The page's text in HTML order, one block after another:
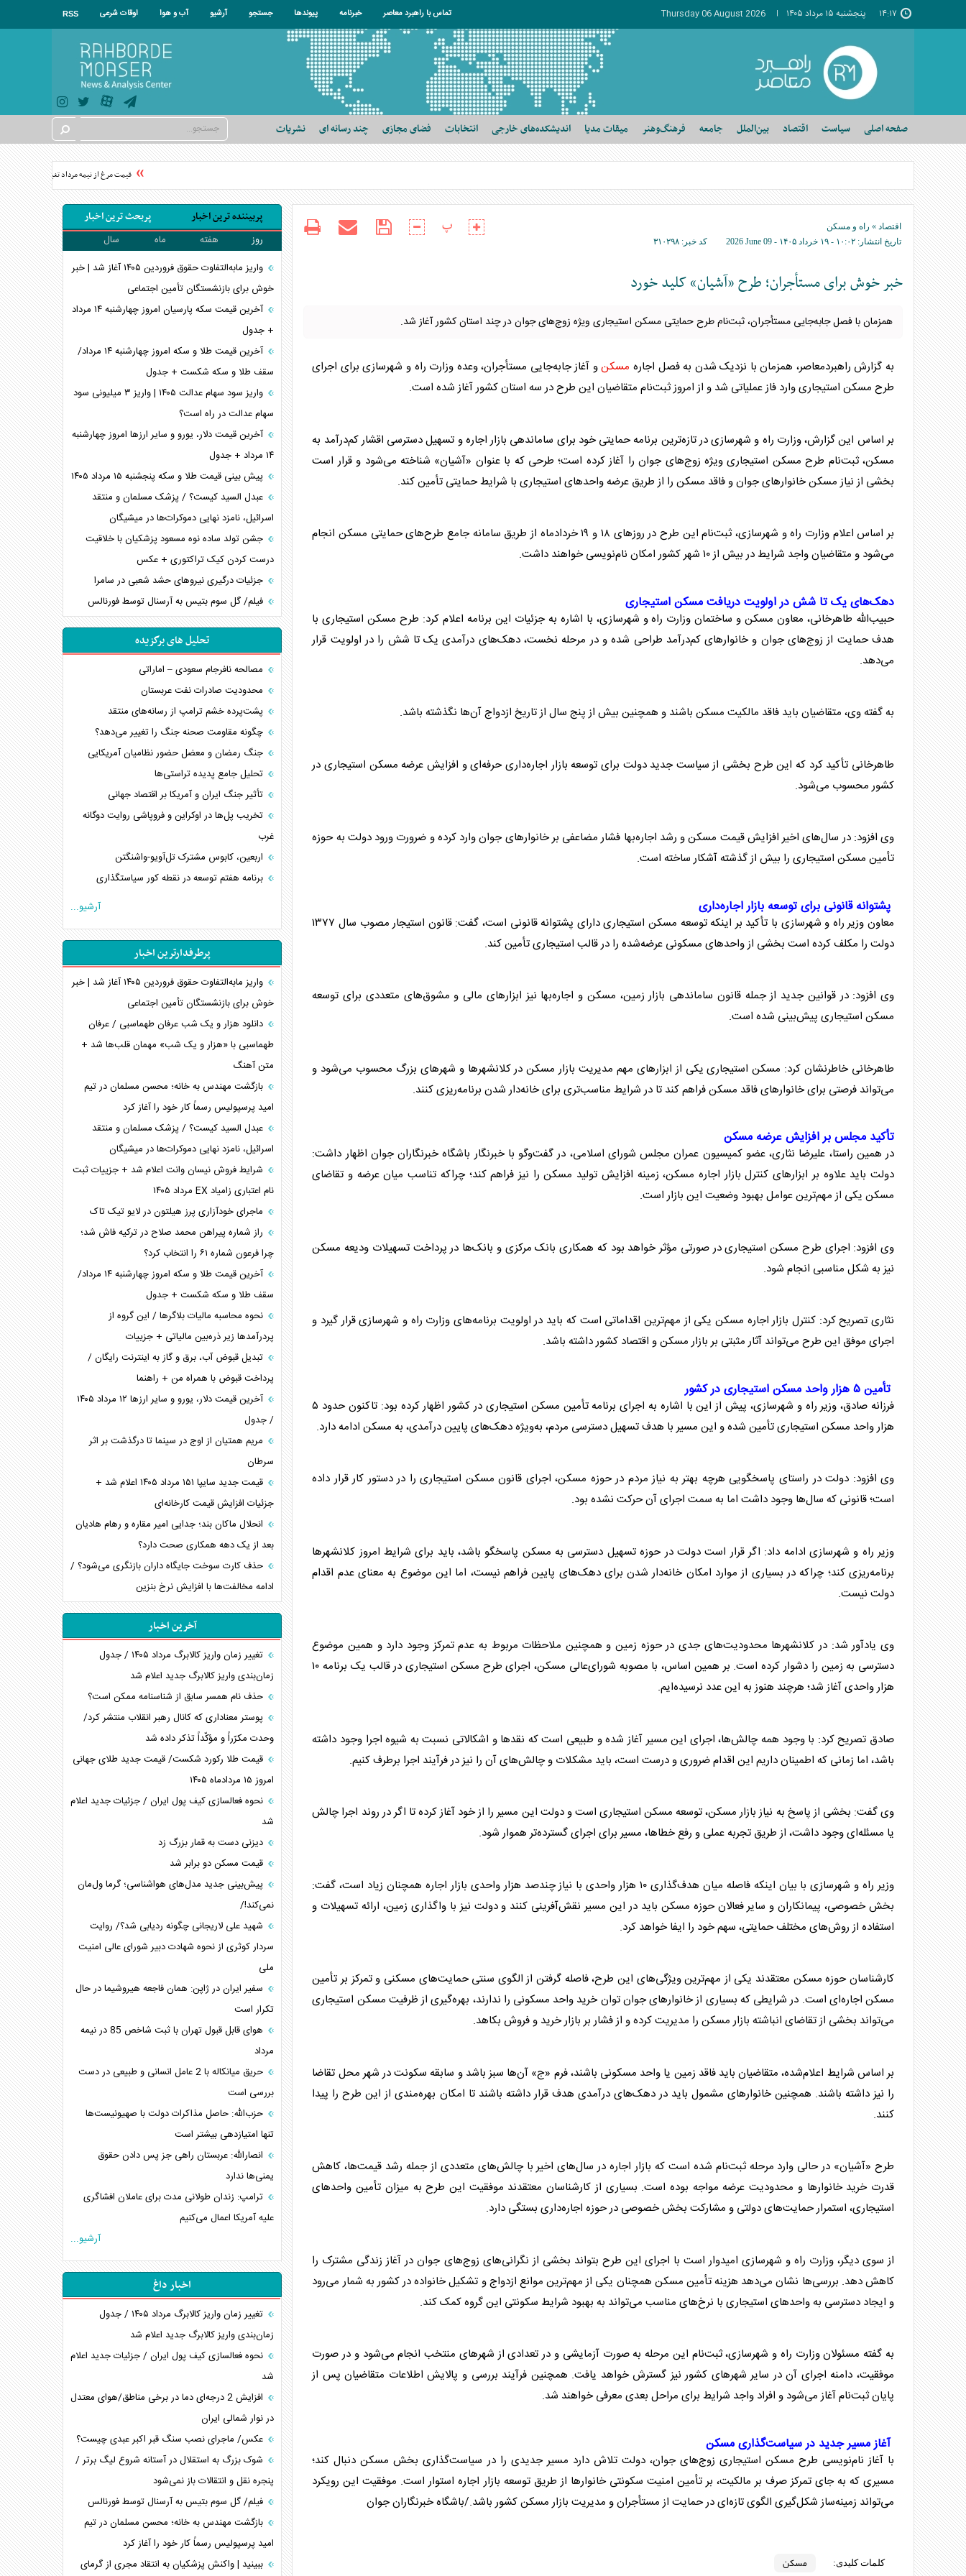
۱۴:۱۷ پنجشنبه ۱۵ مرداد ۱۴۰۵ Thursday 06 August 2026 تماس با راهبرد معاصر خبرنامه پیوندها جستجو آرشیو آب و هوا اوقات شرعی RSS
صفحه اصلی سیاست اقتصاد بین‌الملل جامعه فرهنگ‌وهنر میقات مدیا اندیشکده‌های خارجی انتخابات فضای مجازی چند رسانه ای نشریات
قیمت مرغ از نیمه مرداد تغییر می‌کند
اقتصاد » راه و مسکن
تاریخ انتشار: ۱۰:۰۲ - ۱۹ خرداد ۱۴۰۵ - 2026 June 09 کد خبر: ۳۱۰۲۹۸
پ
خبر خوش برای مستأجران؛ طرح «آشیان» کلید خورد
همزمان با فصل جابه‌جایی مستأجران، ثبت‌نام طرح حمایتی مسکن استیجاری ویژه زوج‌های جوان در چند استان کشور آغاز شد.
به گزارش راهبردمعاصر، همزمان با نزدیک شدن به فصل اجاره مسکنو آغاز جابه‌جایی مستأجران، وعده وزارت راه و شهرسازی برای اجرای
طرح مسکن استیجاری وارد فاز عملیاتی شد و از امروز ثبت‌نام متقاضیان این طرح در سه استان کشور آغاز شده است.
بر اساس این گزارش، وزارت راه و شهرسازی در تازه‌ترین برنامه حمایتی خود برای ساماندهی بازار اجاره و تسهیل دسترسی اقشار کم‌درآمد به
مسکن، ثبت‌نام طرح مسکن استیجاری ویژه زوج‌های جوان را آغاز کرده است؛ طرحی که با عنوان «آشیان» شناخته می‌شود و قرار است
بخشی از نیاز مسکنخانوارهای جوان و فاقد مسکن را از طریق عرضه واحدهای استیجاری با شرایط حمایتی تأمین کند.
بر اساس اعلام وزارت راه و شهرسازی، ثبت‌نام این طرح در روزهای ۱۸ و ۱۹ خردادماه از طریق سامانه جامع طرح‌های حمایتی مسکنانجام
می‌شود و متقاضیان واجد شرایط در بیش از ۱۰ شهر کشور امکان نام‌نویسی خواهند داشت.
دهک‌های یک تا شش در اولویت دریافتمسکناستیجاری
حبیب‌الله طاهرخانی، معاون مسکنو ساختمان وزارت راه و شهرسازی، با اشاره به جزئیات این برنامه اعلام کرد: طرح مسکناستیجاری با
هدف حمایت از زوج‌های جوان و خانوارهای کم‌درآمد طراحی شده و در مرحله نخست، دهک‌های درآمدی یک تا شش را در اولویت قرار
می‌دهد.
به گفته وی، متقاضیان باید فاقد مالکیت مسکن باشند و همچنین بیش از پنج سال از تاریخ ازدواج آن‌ها نگذشته باشد.
طاهرخانی تأکید کرد که این طرح بخشی از سیاست جدید دولت برای توسعه بازار اجاره‌داری حرفه‌ای و افزایش عرضه مسکن استیجاری در
کشور محسوب می‌شود.
وی افزود: در سال‌های اخیر افزایش قیمت مسکنو رشد اجاره‌بها فشار مضاعفی بر خانوارهای جوان وارد کرده و ضرورت ورود دولت به حوزه
تأمین مسکن استیجاری را بیش از گذشته آشکار ساخته است.
پشتوانه قانونی برای توسعه بازار اجاره‌داری
معاون وزیر راه و شهرسازی با تأکید بر اینکه توسعه مسکن
استیجاری دارای پشتوانه قانونی است، گفت: قانون استیجار مصوب سال ۱۳۷۷
دولت را مکلف کرده است بخشی از واحدهای مسکونی عرضه‌شده را در قالب استیجاری تأمین کند.
وی افزود: در قوانین جدید از جمله قانون ساماندهی بازار زمین، مسکن و اجاره‌بها نیز ابزارهای مالی و مشوق‌های متعددی برای توسعه
مسکن استیجاری پیش‌بینی شده است.
طاهرخانی خاطرنشان کرد: مسکناستیجاری یکی از ابزارهای مهم مدیریت بازار مسکندر کلانشهرها و شهرهای بزرگ محسوب می‌شود و
می‌تواند فرصتی برای خانوارهای فاقد مسکنفراهم کند تا در شرایط مناسب‌تری برای خانه‌دار شدن برنامه‌ریزی کنند.
تأکید مجلس بر افزایش عرضه مسکن
در همین راستا، علیرضا نثاری، عضو کمیسیون عمران مجلس شورای اسلامی، در گفت‌وگو با خبرنگار باشگاه خبرنگاران جوان اظهار داشت:
دولت باید علاوه بر ابزارهای کنترل بازار اجاره مسکن، زمینه افزایش تولید مسکنرا نیز فراهم کند؛ چراکه تناسب میان عرضه و تقاضای
مسکن یکی از مهم‌ترین عوامل بهبود وضعیت این بازار است.
وی افزود: اجرای طرح مسکناستیجاری در صورتی مؤثر خواهد بود که همکاری بانک مرکزی و بانک‌ها در پرداخت تسهیلات ودیعه مسکن
نیز به شکل مناسبی انجام شود.
نثاری تصریح کرد: کنترل بازار اجاره مسکن یکی از مهم‌ترین اقداماتی است که باید در اولویت برنامه‌های وزارت راه و شهرسازی قرار گیرد و
اجرای موفق این طرح می‌تواند آثار مثبتی بر بازارمسکنو اقتصاد کشور داشته باشد.
تأمین ۵ هزار واحد مسکناستیجاری در کشور
فرزانه صادق، وزیر راه و شهرسازی، پیش از این با اشاره به اجرای برنامه تأمین مسکن
استیجاری در کشور اظهار کرده بود: تاکنون حدود ۵
هزار واحد مسکن استیجاری تأمین شده و این مسیر با هدف تسهیل دسترسی مردم، به‌ویژه دهک‌های پایین درآمدی، به مسکن ادامه دارد.
وی افزود: دولت در راستای پاسخگویی هرچه بهتر به نیاز مردم در حوزه مسکن، اجرای قانون مسکن استیجاری را در دستور کار قرار داده
است؛ قانونی که سال‌ها وجود داشت اما به سمت اجرای آن حرکت نشده بود.
وزیر راه و شهرسازی ادامه داد: اگر قرار است دولت در حوزه تسهیل دسترسی به مسکن پاسخگو باشد، باید برای شرایط امروز کلانشهرها
برنامه‌ریزی کند؛ چراکه در بسیاری از موارد امکان خانه‌دار شدن برای دهک‌های پایین فراهم نیست، اما این موضوع به معنای عدم اقدام
دولت نیست.
وی یادآور شد: در کلانشهرها محدودیت‌های جدی در حوزه زمین و همچنین ملاحظات مربوط به عدم تمرکز وجود دارد و همین موضوع
دسترسی به زمین را دشوار کرده است. بر همین اساس، با مصوبه شورای‌عالی مسکن، اجرای طرح مسکن
استیجاری در قالب یک برنامه ۱۰
هزار واحدی آغاز شد؛ هرچند هنوز به این عدد نرسیده‌ایم.
صادق تصریح کرد: با وجود همه چالش‌ها، اجرای این مسیر آغاز شده و طبیعی است که نقدها و اشکالاتی نسبت به شیوه اجرا وجود داشته
باشد، اما زمانی که اطمینان داریم این اقدام ضروری و درست است، باید مشکلات و چالش‌های آن را نیز در فرآیند اجرا برطرف کنیم.
وی گفت: بخشی از پاسخ به نیاز بازارمسکن، توسعه مسکناستیجاری است و دولت این مسیر را از خود آغاز کرده تا اگر در روند اجرا چالش
یا مسئله‌ای وجود داشت، از طریق تجربه عملی و رفع خطاها، مسیر برای اجرای گسترده‌تر هموار شود.
وزیر راه و شهرسازی با بیان اینکه فاصله میان هدف‌گذاری ۱۰ هزار واحدی با نیاز چندصد هزار واحدی بازار اجاره همچنان زیاد است، گفت:
بخش خصوصی، پیمانکاران و سایر فعالان حوزه مسکن باید در این مسیر نقش‌آفرینی کنند و دولت نیز با واگذاری زمین، ارائه تسهیلات و
استفاده از روش‌های مختلف حمایتی، سهم خود را ایفا خواهد کرد.
کارشناسان حوزه مسکن معتقدند یکی از مهم‌ترین ویژگی‌های این طرح، فاصله گرفتن از الگوی سنتی حمایت‌های مسکنی و تمرکز بر تأمین
مسکناجاره‌ای است. در شرایطی که بسیاری از خانوارهای جوان توان خرید واحد مسکونی را ندارند، بهره‌گیری از ظرفیت مسکن استیجاری
می‌تواند بخشی از تقاضای انباشته بازارمسکن را مدیریت کرده و از فشار بر بازار خرید و فروش بکاهد.
بر اساس شرایط اعلام‌شده، متقاضیان باید فاقد زمین یا واحد مسکونی باشند، فرم «ج» آن‌ها سبز باشد و سابقه سکونت در شهر محل تقاضا
را نیز داشته باشند. همچنین خانوارهای مشمول باید در دهک‌های درآمدی هدف قرار داشته باشند تا امکان بهره‌مندی از این طرح را پیدا
کنند.
طرح «آشیان» در حالی وارد مرحله ثبت‌نام شده است که بازار اجاره در سال‌های اخیر با چالش‌های متعددی از جمله رشد قیمت‌ها، کاهش
قدرت خرید خانوارها و محدودیت عرضه مواجه بوده است. بسیاری از کارشناسان معتقدند موفقیت این طرح به میزان تأمین واحدهای
استیجاری، استمرار حمایت‌های دولتی و مشارکت بخش خصوصی در حوزه اجاره‌داری بستگی دارد.
از سوی دیگر، وزارت راه و شهرسازی امیدوار است با اجرای این طرح بتواند بخشی از نگرانی‌های زوج‌های جوان در آغاز زندگی مشترک را
کاهش دهد. بررسی‌ها نشان می‌دهد هزینه تأمین مسکن همچنان یکی از مهم‌ترین موانع ازدواج و تشکیل خانواده در کشور به شمار می‌رود
و ایجاد دسترسی به واحدهای استیجاری با نرخ‌های مناسب می‌تواند به بهبود شرایط سکونتی این گروه کمک کند.
به گفته مسئولان وزارت راه و شهرسازی، ثبت‌نام این مرحله به صورت آزمایشی و در تعدادی از شهرهای منتخب انجام می‌شود و در صورت
موفقیت، دامنه اجرای آن در سایر شهرهای کشور نیز گسترش خواهد یافت. همچنین فرآیند بررسی و پالایش اطلاعات متقاضیان پس از
پایان ثبت‌نام آغاز می‌شود و افراد واجد شرایط برای مراحل بعدی معرفی خواهند شد.
آغاز مسیر جدید در سیاست‌گذاریمسکن
با آغاز نام‌نویسی طرح مسکن استیجاری زوج‌های جوان، دولت تلاش دارد مسیر جدیدی را در سیاست‌گذاری بخش مسکندنبال کند؛
مسیری که به جای تمرکز صرف بر مالکیت، بر تأمین امنیت سکونتی خانوارها از طریق توسعه بازار اجاره استوار است. موفقیت این رویکرد
می‌تواند زمینه‌ساز شکل‌گیری الگوی تازه‌ای در حمایت از مستأجران و مدیریت بازار مسکنکشور باشد./باشگاه خبرنگاران جوان
کلمات کلیدی: مسکن
پربیننده ترین اخبار پربحث ترین اخبار
روز هفته ماه
سال
واریز مابه‌التفاوت حقوق فروردین ۱۴۰۵ آغاز شد | خبر
خوش برای بازنشستگان تأمین اجتماعی
آخرین قیمت سکه پارسیان امروز چهارشنبه ۱۴ مرداد
+ جدول
آخرین قیمت طلا و سکه امروز چهارشنبه ۱۴ مرداد/
سقف طلا و سکه شکست + جدول
واریز سود سهام عدالت ۱۴۰۵ | واریز ۳ میلیونی سود
سهام عدالت در راه است؟
آخرین قیمت دلار، یورو و سایر ارز‌ها امروز چهارشنبه
۱۴ مرداد + جدول
پیش بینی قیمت طلا و سکه پنجشنبه ۱۵ مرداد ۱۴۰۵
عبدل السید کیست؟ / پزشک مسلمان و منتقد
اسرائیل، نامزد نهایی دموکرات‌ها در میشیگان
جشن تولد ساده نوه مسعود پزشکیان با خلاقیت
درست کردن کیک تراکتوری + عکس
جزئیات درگیری نیرو‌های حشد شعبی در سامرا
فیلم/ گل سوم بتیس به آرسنال توسط فورنالس
تحلیل های برگزیده
مصالحه نافرجام سعودی – اماراتی
محدودیت صادرات نفت عربستان
پشت‌پرده خشم ترامپ از رسانه‌های منتقد
چگونه مقاومت صحنه جنگ را تغییر می‌دهد؟
جنگ رمضان و معضل حضور نظامیان آمریکایی
تحلیل جامع پدیده تراستی‌ها
تأثیر جنگ ایران و آمریکا بر اقتصاد جهانی
تخریب پل‌ها در اوکراین و فروپاشی روایت دوگانه
غرب
اربعین، کابوس مشترک تل‌آویو-واشنگتن
برنامه هفتم توسعه در نقطه کور سیاستگذاری
کنوانسیون دریای خزر در راستای منافع ملی است؟
اهمیت راهبردی اردن برای آمریکا
پیام، ظرفیت بالفعل‌نشده تجارت ایران
همسویی عربستان با سنتکام علیه متحدان ایران
ترامپ و توهم خلع سلاح حماس
چرا کویت به دنبال شریک امنیتی جدید است؟
اعتراف غرب به قدرت ایران در تثبیت معادلات
خطای راهبردی ترامپ مقابل برزیل
متن و حاشیه سفر نتانیاهو به آمریکا
آرشیو...
پرطرفدارترین اخبار
واریز مابه‌التفاوت حقوق فروردین ۱۴۰۵ آغاز شد | خبر
خوش برای بازنشستگان تأمین اجتماعی
دانلود هزار و یک شب عرفان طهماسبی / عرفان
طهماسبی با «هزار و یک شب» مهمان قلب‌ها شد +
متن آهنگ
بازگشت مهندس به خانه؛ محسن مسلمان در تیم
امید پرسپولیس رسماً کار خود را آغاز کرد
عبدل السید کیست؟ / پزشک مسلمان و منتقد
اسرائیل، نامزد نهایی دموکرات‌ها در میشیگان
شرایط فروش نیسان وانت اعلام شد + جزییات ثبت
نام اعتباری زامیاد EX مرداد ۱۴۰۵
ماجرای خودآزاری پرز هیلتون در لایو تیک تاک
راز شماره پیراهن محمد صلاح در ترکیه فاش شد؛
چرا فرعون شماره ۶۱ را انتخاب کرد؟
آخرین قیمت طلا و سکه امروز چهارشنبه ۱۴ مرداد/
سقف طلا و سکه شکست + جدول
نحوه محاسبه مالیات بلاگر‌ها / این گروه از
پردرآمد‌ها زیر ذره‌بین مالیاتی + جزییات
تبدیل قبوض آب، برق و گاز به اینترنت رایگان /
پرداخت قبوض با همراه من + راهنما
آخرین قیمت دلار، یورو و سایر ارز‌ها ۱۲ مرداد ۱۴۰۵
/ جدول
مریم همتیان از اوج در سینما تا درگذشت بر اثر
سرطان
قیمت جدید سایپا ۱۵۱ مرداد ۱۴۰۵ اعلام شد +
جزئیات افزایش قیمت کارخانه‌ای
انحلال ماکان بند؛ جدایی امیر مقاره و رهام هادیان
بعد از یک دهه همکاری صحت دارد؟
حذف کارت سوخت جایگاه داران بازنگری می‌شود؟ /
ادامه مخالفت‌ها با افزایش نرخ بنزین
آخرین اخبار
تغییر زمان واریز کالابرگ مرداد ۱۴۰۵ / جدول
زمان‌بندی واریز کالابرگ جدید اعلام شد
حذف نام همسر سابق از شناسنامه ممکن است؟
پوستر معناداری که کانال رهبر انقلاب منتشر کرد/
وحدت مکرّراً و مؤکّداً تذکر داده شد
قیمت طلا رکورد شکست/ قیمت جدید طلای جهانی
امروز ۱۵ مردادماه ۱۴۰۵
نحوه فعالسازی کیف پول ایران / جزئیات جدید اعلام
شد
دیزنی دست به قمار بزرگ زد
قیمت مسکن دو برابر شد
پیش‌بینی جدید مدل‌های هواشناسی؛ گرما ول‌مان
نمی‌کند!/
شهید علی لاریجانی چگونه ردیابی شد؟/ روایت
سردار کوثری از نحوه شهادت دبیر شورای عالی امنیت
ملی
سفیر ایران در ژاپن: همان فاجعه هیروشیما در حال
تکرار است
هوای قابل قبول تهران با ثبت شاخص 85 در نیمه
مرداد
حریق میانکاله با 2 عامل انسانی و طبیعی در دست
بررسی است
حزب‌الله: حاصل مذاکرات دولت با صهیونیست‌ها
تنها امتیازدهی‌ بیشتر است
انصارالله: عربستان راهی جز پس دادن حقوق
یمنی‌ها ندارد
ترامپ: زندان طولانی مدت برای عاملان افشاگری‌
علیه آمریکا اعمال می‌کنیم
آرشیو...
اخبار داغ
تغییر زمان واریز کالابرگ مرداد ۱۴۰۵ / جدول
زمان‌بندی واریز کالابرگ جدید اعلام شد
نحوه فعالسازی کیف پول ایران / جزئیات جدید اعلام
شد
افزایش 2 درجه‌ای دما در برخی مناطق/هوای معتدل
در نوار شمالی ایران
عکس/ ماجرای نصب سنگ قبر اکبر عبدی چیست؟
شوک بزرگ به استقلال در آستانه شروع لیگ برتر /
پنجره نقل و انتقالات باز نمی‌شود
فیلم/ گل سوم بتیس به آرسنال توسط فورنالس
بازگشت مهندس به خانه؛ محسن مسلمان در تیم
امید پرسپولیس رسماً کار خود را آغاز کرد
ببینید | واکنش پزشکیان به انتقاد مجری از گرمای